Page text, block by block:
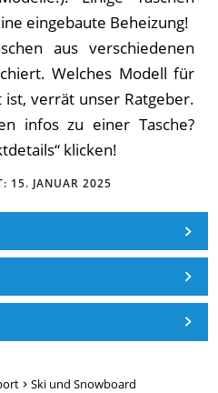
Ski und Snowboard
eingebaute Beheizung!
aus verschiedenen
Welches Modell für
ist, verrät unser Ratgeber.
infos zu einer Tasche?
klicken!
15. JANUAR 2025